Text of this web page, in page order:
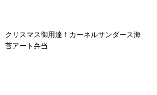
クリスマス御用達！カーネルサンダース海
苔アート弁当